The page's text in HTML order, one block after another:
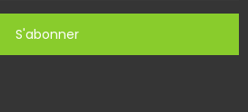
S'abonner